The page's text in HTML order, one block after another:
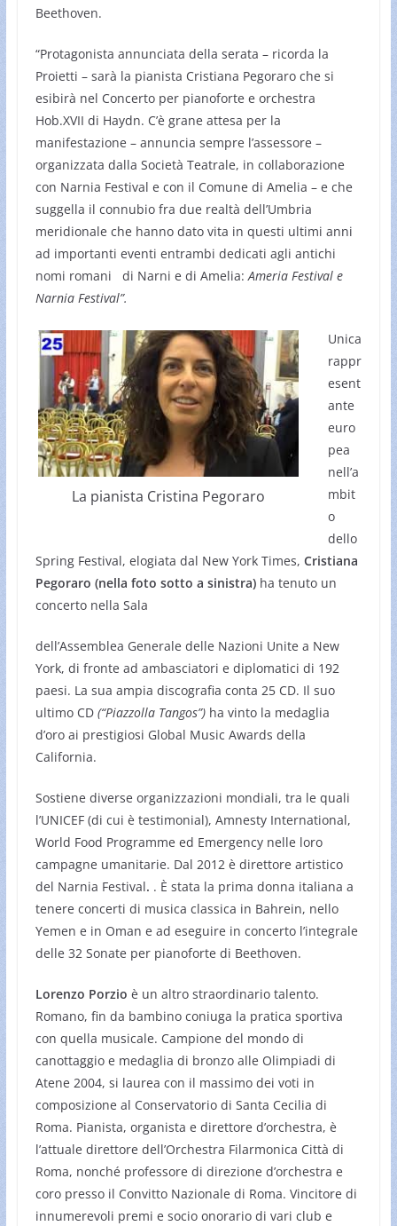
Beethoven.
“Protagonista annunciata della serata – ricorda la
Proietti – sarà la pianista Cristiana Pegoraro che si
esibirà nel Concerto per pianoforte e orchestra
Hob.XVII di Haydn. C’è grane attesa per la
manifestazione – annuncia sempre l’assessore –
organizzata dalla Società Teatrale, in collaborazione
con Narnia Festival e con il Comune di Amelia – e che
suggella il connubio fra due realtà dell’Umbria
meridionale che hanno dato vita in questi ultimi anni
ad importanti eventi entrambi dedicati agli antichi
nomi romani di Narni e di Amelia: Ameria Festival e
Narnia Festival”.
La pianista Cristina Pegoraro
Unica
rappr
esent
ante
euro
pea
nell’a
mbit
o
dello
Spring Festival, elogiata dal New York Times, Cristiana
Pegoraro (nella foto sotto a sinistra)ha tenuto un
concerto nella Sala
dell’Assemblea Generale delle Nazioni Unite a New
York, di fronte ad ambasciatori e diplomatici di 192
paesi. La sua ampia discografia conta 25 CD. Il suo
ultimo CD (“Piazzolla Tangos”)ha vinto la medaglia
d’oro ai prestigiosi Global Music Awards della
California.
Sostiene diverse organizzazioni mondiali, tra le quali
l’UNICEF (di cui è testimonial), Amnesty International,
World Food Programme ed Emergency nelle loro
campagne umanitarie. Dal 2012 è direttore artistico
del Narnia Festival. . È stata la prima donna italiana a
tenere concerti di musica classica in Bahrein, nello
Yemen e in Oman e ad eseguire in concerto l’integrale
delle 32 Sonate per pianoforte di Beethoven.
Lorenzo Porzio è un altro straordinario talento.
Romano, fin da bambino coniuga la pratica sportiva
con quella musicale. Campione del mondo di
canottaggio e medaglia di bronzo alle Olimpiadi di
Atene 2004, si laurea con il massimo dei voti in
composizione al Conservatorio di Santa Cecilia di
Roma. Pianista, organista e direttore d’orchestra, è
l’attuale direttore dell’Orchestra Filarmonica Città di
Roma, nonché professore di direzione d’orchestra e
coro presso il Convitto Nazionale di Roma. Vincitore di
innumerevoli premi e socio onorario di vari club e